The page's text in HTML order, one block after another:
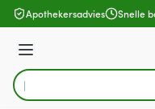
Ga naar de inhoud
Apothekersadvies Snelle
Menu
Product, merk,